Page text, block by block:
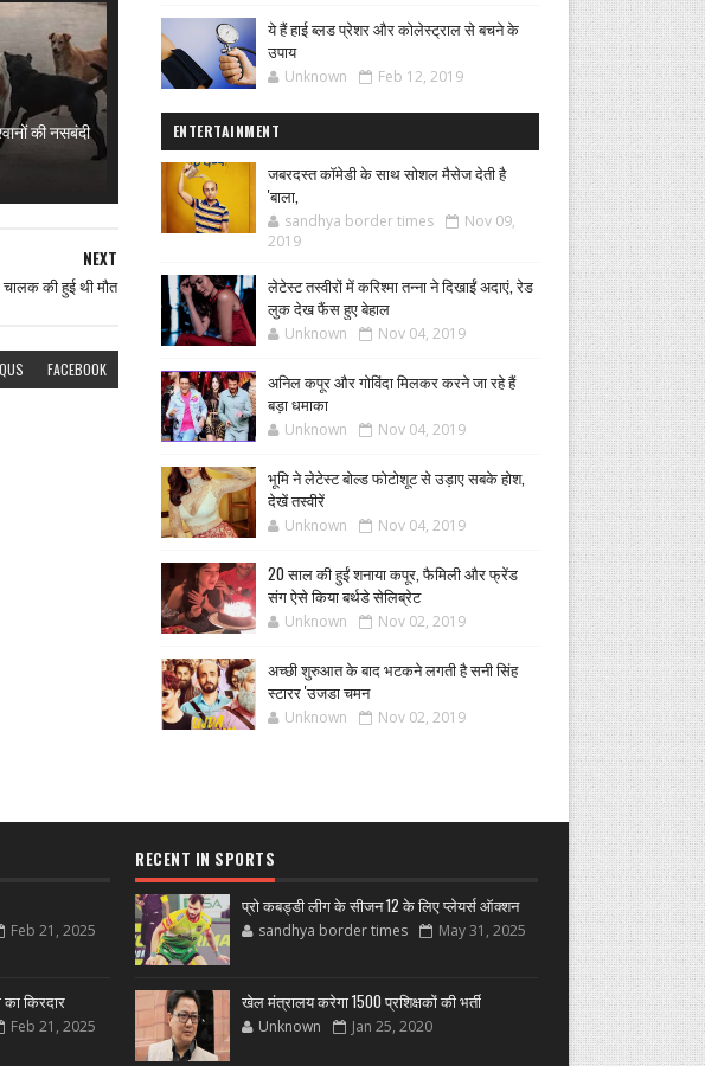
की नसबंदी
NEXT
की हुई थी मौत
FACEBOOK
ये हैं हाई ब्लड प्रेशर और कोलेस्ट्राल से बचने के
उपाय
Unknown Feb 12, 2019
ENTERTAINMENT
जबरदस्त कॉमेडी के साथ सोशल मैसेज देती है
'बाला,
sandhya border times
Nov 09,
2019
लेटेस्ट तस्वीरों में करिश्मा तन्ना ने दिखाईं अदाएं, रेड
लुक देख फैंस हुए बेहाल
Unknown Nov 04, 2019
अनिल कपूर और गोविंदा मिलकर करने जा रहे हैं
बड़ा धमाका
Unknown Nov 04, 2019
भूमि ने लेटेस्ट बोल्ड फोटोशूट से उड़ाए सबके होश,
देखें तस्वीरें
Unknown Nov 04, 2019
20 साल की हुईं शनाया कपूर, फैमिली और फ्रेंड
संग ऐसे किया बर्थडे सेलिब्रेट
Unknown Nov 02, 2019
अच्छी शुरुआत के बाद भटकने लगती है सनी सिंह
स्टारर 'उजडा चमन
Unknown Nov 02, 2019
Feb 21, 2025
का किरदार
Feb 21, 2025
RECENT IN SPORTS
प्रो कबड्डी लीग के सीजन 12 के लिए प्लेयर्स ऑक्शन
sandhya border times May 31, 2025
खेल मंत्रालय करेगा 1500 प्रशिक्षकों की भर्ती
Unknown Jan 25, 2020